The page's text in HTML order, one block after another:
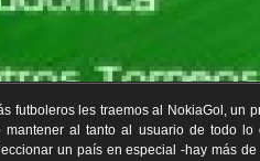
futboleros les traemos al NokiaGol, un
mantener al tanto al usuario de todo
un país en especial -hay más